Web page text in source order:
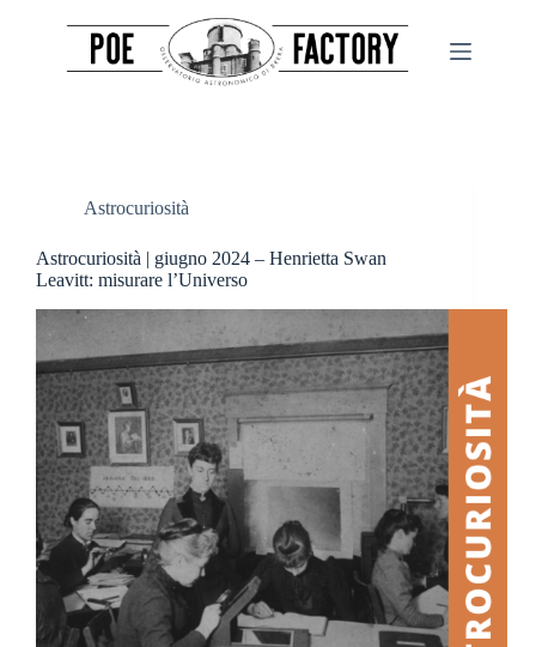
Astrocuriosità
Astrocuriosità | giugno 2024 – Henrietta Swan
Leavitt: misurare l’Universo